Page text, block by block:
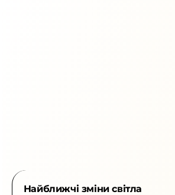
Найближчі зміни світла